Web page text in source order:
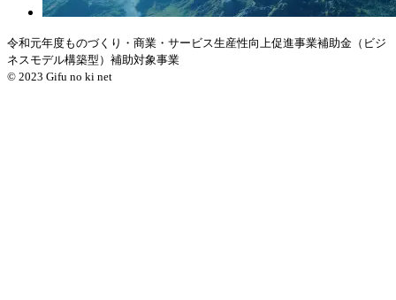
令和元年度ものづくり・商業・サービス生産性向上促進事業補助金（ビジ
ネスモデル構築型）補助対象事業
© 2023 Gifu no ki net